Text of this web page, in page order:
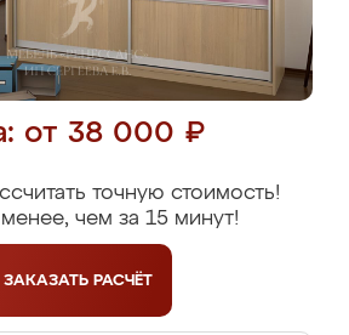
от 38 000 ₽
точную стоимость!
чем за 15 минут!
ЗАКАЗАТЬ РАСЧЁТ